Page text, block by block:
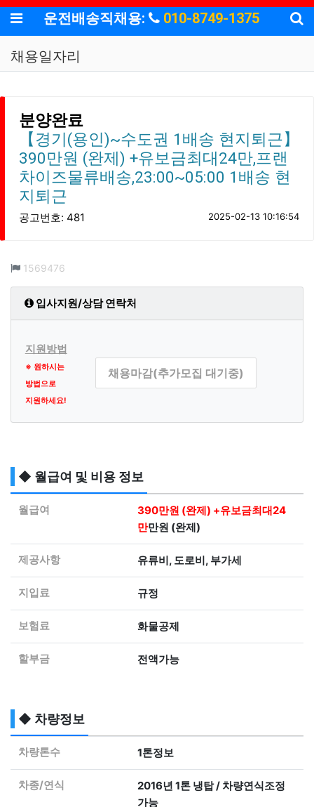
메뉴운전배송직채용: 010-8749-1375
채용일자리
분양완료
【경기(용인)~수도권 1배송 현지퇴근】
390만원 (완제) +유보금최대24만,프랜
차이즈물류배송,23:00~05:00 1배송 현
지퇴근
공고번호: 481 2025-02-13 10:16:54
컨텐츠 정보
1569476
입사지원/상담 연락처
지원방법
※ 원하시는
방법으로
지원하세요!
채용마감(추가모집 대기중)
◆ 월급여 및 비용 정보
월급여
390만원 (완제) +유보금최대24
만만원 (완제)
제공사항 유류비, 도로비, 부가세
지입료 규정
보험료 화물공제
할부금 전액가능
◆ 차량정보
차량톤수 1톤정보
차종/연식
2016년 1톤 냉탑 / 차량연식조정
가능